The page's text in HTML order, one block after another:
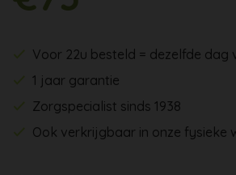
Voor 22u besteld = dezelfde dag
1 jaar garantie
Zorgspecialist sinds 1938
Ook verkrijgbaar in onze fysieke